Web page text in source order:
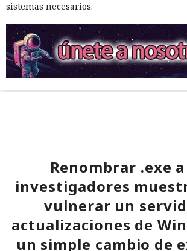
sistemas necesarios.
Renombrar .exe
investigadores
vulnerar un
actualizaciones de
un simple cambio de